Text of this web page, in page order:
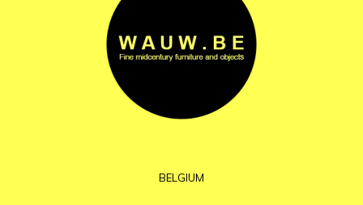
BELGIUM